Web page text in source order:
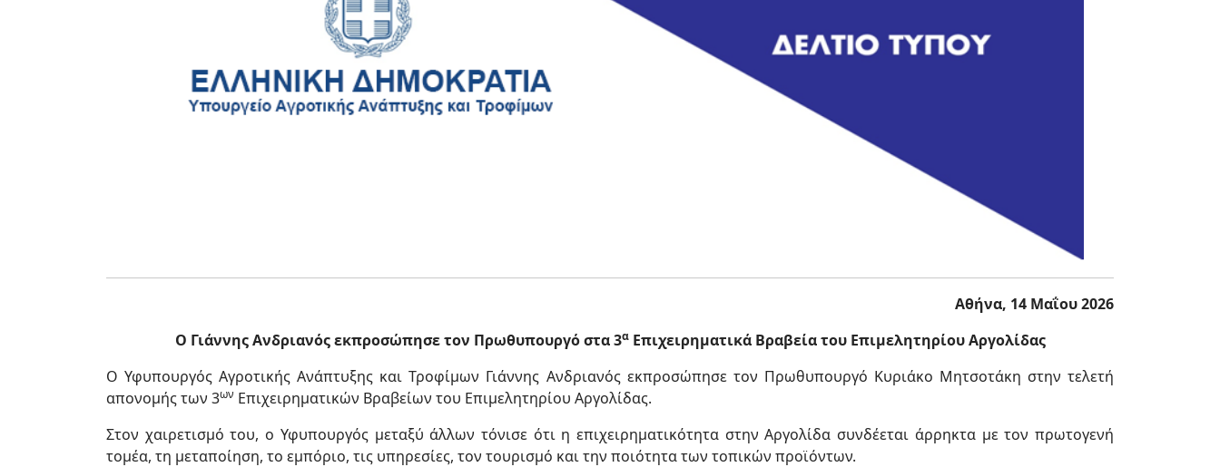
Αθήνα, 14 Μαΐου 2026
Ο Γιάννης Ανδριανός εκπροσώπησε τον Πρωθυπουργό στα 3αΕπιχειρηματικά Βραβεία του Επιμελητηρίου Αργολίδας
Ο Υφυπουργός Αγροτικής Ανάπτυξης και Τροφίμων Γιάννης Ανδριανός εκπροσώπησε τον Πρωθυπουργό Κυριάκο Μητσοτάκη στην τελετή
απονομής των 3ων Επιχειρηματικών Βραβείων του Επιμελητηρίου Αργολίδας.
Στον χαιρετισμό του, ο Υφυπουργός μεταξύ άλλων τόνισε ότι η επιχειρηματικότητα στην Αργολίδα συνδέεται άρρηκτα με τον πρωτογενή
τομέα, τη μεταποίηση, το εμπόριο, τις υπηρεσίες, τον τουρισμό και την ποιότητα των τοπικών προϊόντων.